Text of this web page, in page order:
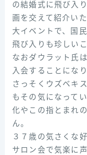
の結婚式に飛び入
画を交えて紹介い
大イベントで、国
飛び入りも珍しい
なおダウラット氏
入会することにな
さっそくウズベキ
もその気になって
化やこの指とまれ
ん。
３７歳の気さくな
サロン会で気楽に